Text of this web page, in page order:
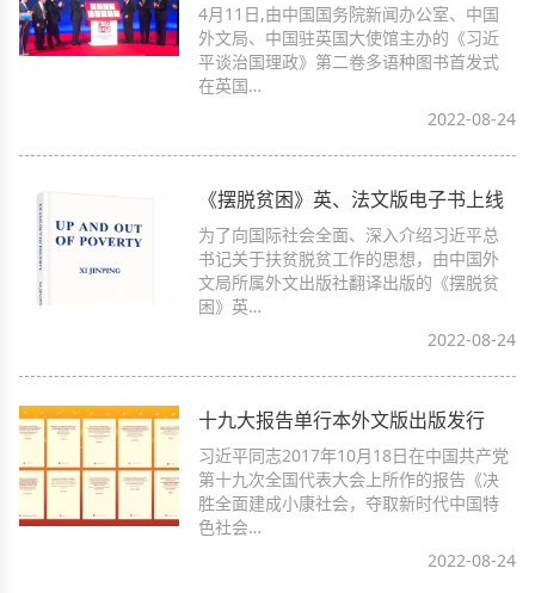
4月11日,由中国国务院新闻办公室、中国
外文局、中国驻英国大使馆主办的《习近
平谈治国理政》第二卷多语种图书首发式
在英国…
2022-08-24
《摆脱贫困》英、法文版电子书上线
为了向国际社会全面、深入介绍习近平总
书记关于扶贫脱贫工作的思想，由中国外
文局所属外文出版社翻译出版的《摆脱贫
困》英…
2022-08-24
十九大报告单行本外文版出版发行
习近平同志2017年10月18日在中国共产党
第十九次全国代表大会上所作的报告《决
胜全面建成小康社会，夺取新时代中国特
色社会…
2022-08-24